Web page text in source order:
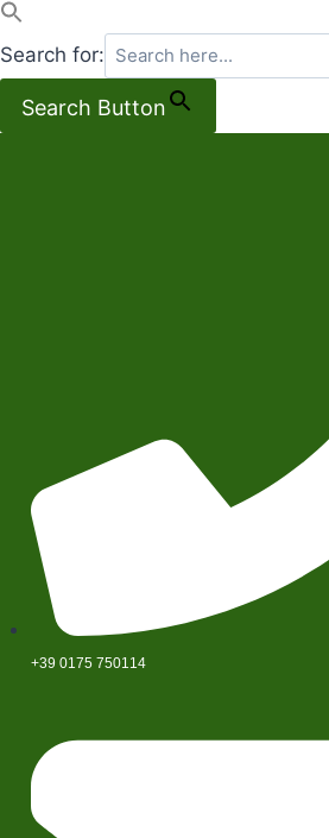
Search for:
Search Button
+39 0175 750114